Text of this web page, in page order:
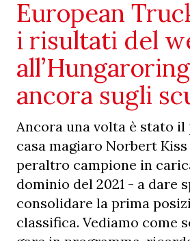
European
i risultati del
ancora sugli
Ancora una volta è stato il
casa magiaro Norbert
peraltro campione in
dominio del 2021 - a dare
consolidare la prima
classifica. Vediamo come